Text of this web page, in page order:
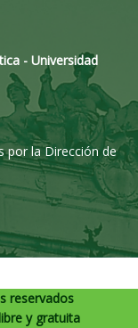
- Universidad
por la Dirección de
reservados
y gratuita